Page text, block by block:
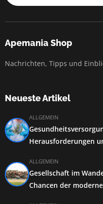
Apemania Shop
Nachrichten, Tipps und
Neueste Artikel
ALLGEMEIN
Herausforderungen
ALLGEMEIN
Gesellschaft im
Chancen der